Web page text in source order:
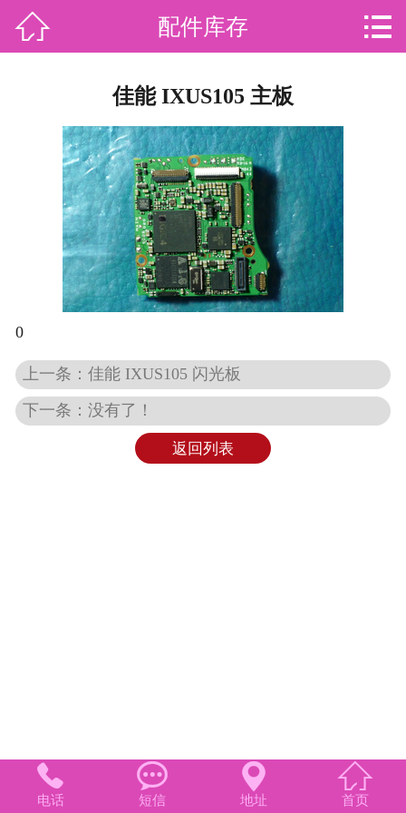
行业资讯
案例锦集
数码常识
故障分析
联系我们
专修品牌
 配件库存 
佳能 IXUS105 主板
0
上一条：佳能 IXUS105 闪光板
下一条：没有了！
返回列表

电话

短信

地址

首页